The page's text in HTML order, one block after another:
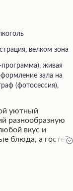
велком зона
зала на
(фотосессия),
уютный
разнообразную
вкус и
блюда, а гостей
и комфортное
проведения